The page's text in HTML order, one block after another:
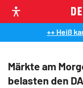
++ Heiß
Märkte am
belasten den